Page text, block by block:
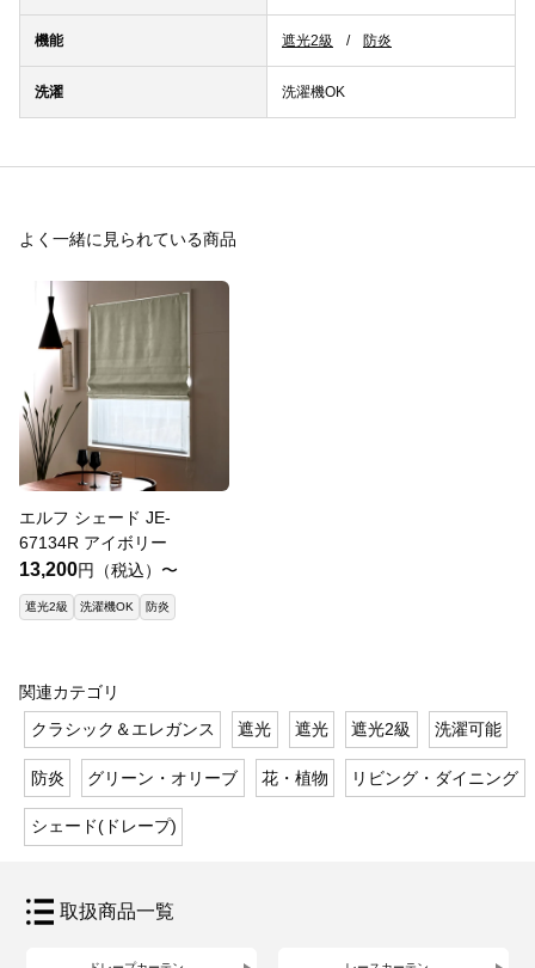
機能 遮光2級 防炎
洗濯 洗濯機OK
よく一緒に見られている商品
エルフ シェード JE-
67134R アイボリー
13,200円（税込）〜
遮光2級 洗濯機OK 防炎
関連カテゴリ
クラシック＆エレガンス
遮光 遮光 遮光2級 洗濯可能
防炎 グリーン・オリーブ 花・植物 リビング・ダイニング
シェード(ドレープ)
取扱商品一覧